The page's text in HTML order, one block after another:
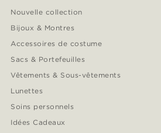
Nouvelle collection
Bijoux & Montres
Accessoires de costume
Sacs & Portefeuilles
Vêtements & Sous-vêtements
Lunettes
Soins personnels
Idées Cadeaux